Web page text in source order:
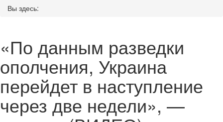
Вы здесь:
«По данным разведки
ополчения, Украина
перейдет в наступление
через две недели», —